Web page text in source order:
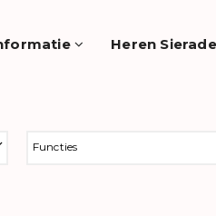
Heren
Functies